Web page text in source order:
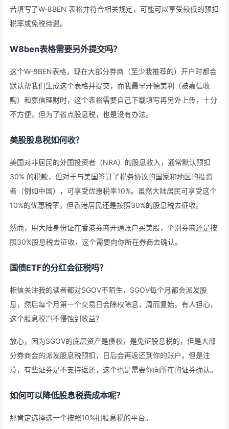
若填写了W-8BEN 表格并符合相关规定，可能可以享受较低的预扣
税率或免税待遇。
W8ben表格需要另外提交吗？
这个W-8BEN表格，现在大部分券商（至少我推荐的）开户时都会
默认帮我们生成这个表格并提交，而我最早开德美利（被嘉信收
购）和嘉信理财时，这个表格需要自己下载填写再另外上传，十分
不方便，但为了省点股息税，也是没有办法。
美股股息税如何收？
美国对非居民的外国投资者（NRA）的股息收入，通常默认预扣
30% 的税款，但对于与美国签订了税务协议的国家和地区的投资
者（例如中国），可享受优惠税率10%。虽然大陆居民可享受这个
10%的优惠税率，但香港居民还是按照30%的股息税去征收。
然而，用大陆身份证在香港券商开通账户买美股，个别券商还是按
照30%股息税去征收，这个需要向你所在券商去确认。
国债ETF的分红会征税吗？
相信关注我的读者都对SGOV不陌生，SGOV每个月都会派发股
息，然后每个月第一个交易日会除权除息，周而复始。有人担心，
这个股息税岂不侵蚀到收益？
放心，因为SGOV的底层资产是债权，是免征股息税的，但是大部
分券商会的派发股息税预扣，日后会再返还到你的账户。但是注
意，有些证券是不支持返还，这个也是需要你向所在的证券确认。
如何可以降低股息税费成本呢？
那肯定选择选一个按照10%扣股息税的平台。